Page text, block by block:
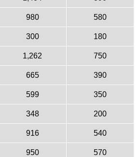
980 580
300 180
1,262 750
665 390
599 350
348 200
916 540
950 570